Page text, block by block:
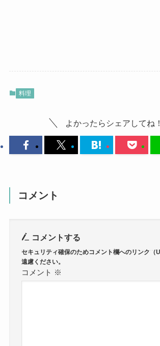
料理
よかったらシェアしてね！
コメント
コメントする
コメント ※